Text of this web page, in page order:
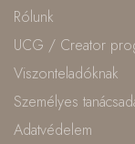
Rólunk
UCG / Creator
Viszonteladóknak
Személyes
Adatvédelem